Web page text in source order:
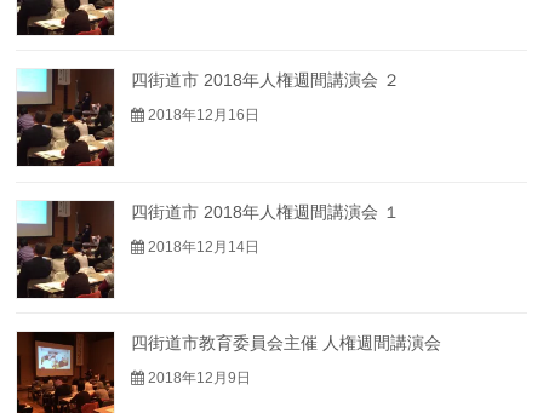
四街道市 2018年人権週間講演会 ２
2018年12月16日
四街道市 2018年人権週間講演会 １
2018年12月14日
四街道市教育委員会主催 人権週間講演会
2018年12月9日